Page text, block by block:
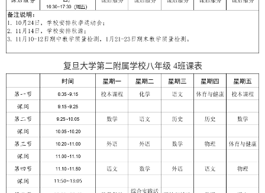
复旦大学第二附属学校八年级 4班课表